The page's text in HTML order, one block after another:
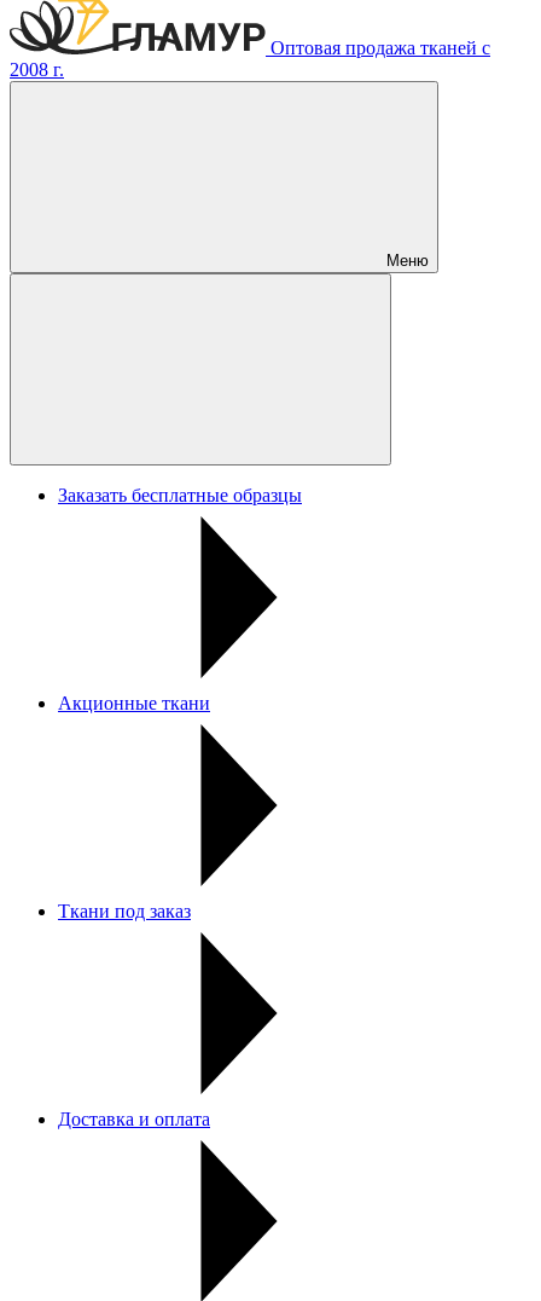
Оптовая продажа тканей с
2008 г.
Меню
Заказать бесплатные образцы
Акционные ткани
Ткани под заказ
Доставка и оплата